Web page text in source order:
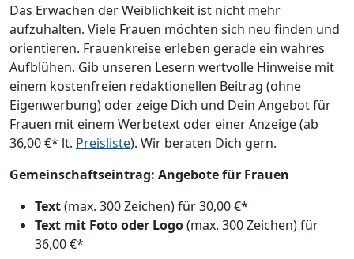
Das Erwachen der Weiblichkeit ist nicht mehr
aufzuhalten. Viele Frauen möchten sich neu finden und
orientieren. Frauenkreise erleben gerade ein wahres
Aufblühen. Gib unseren Lesern wertvolle Hinweise mit
einem kostenfreien redaktionellen Beitrag (ohne
Eigenwerbung) oder zeige Dich und Dein Angebot für
Frauen mit einem Werbetext oder einer Anzeige (ab
36,00 €* lt. Preisliste). Wir beraten Dich gern.
Gemeinschaftseintrag: Angebote für Frauen
Text(max. 300 Zeichen) für 30,00 €*
Text mit Foto oder Logo(max. 300 Zeichen) für
36,00 €*